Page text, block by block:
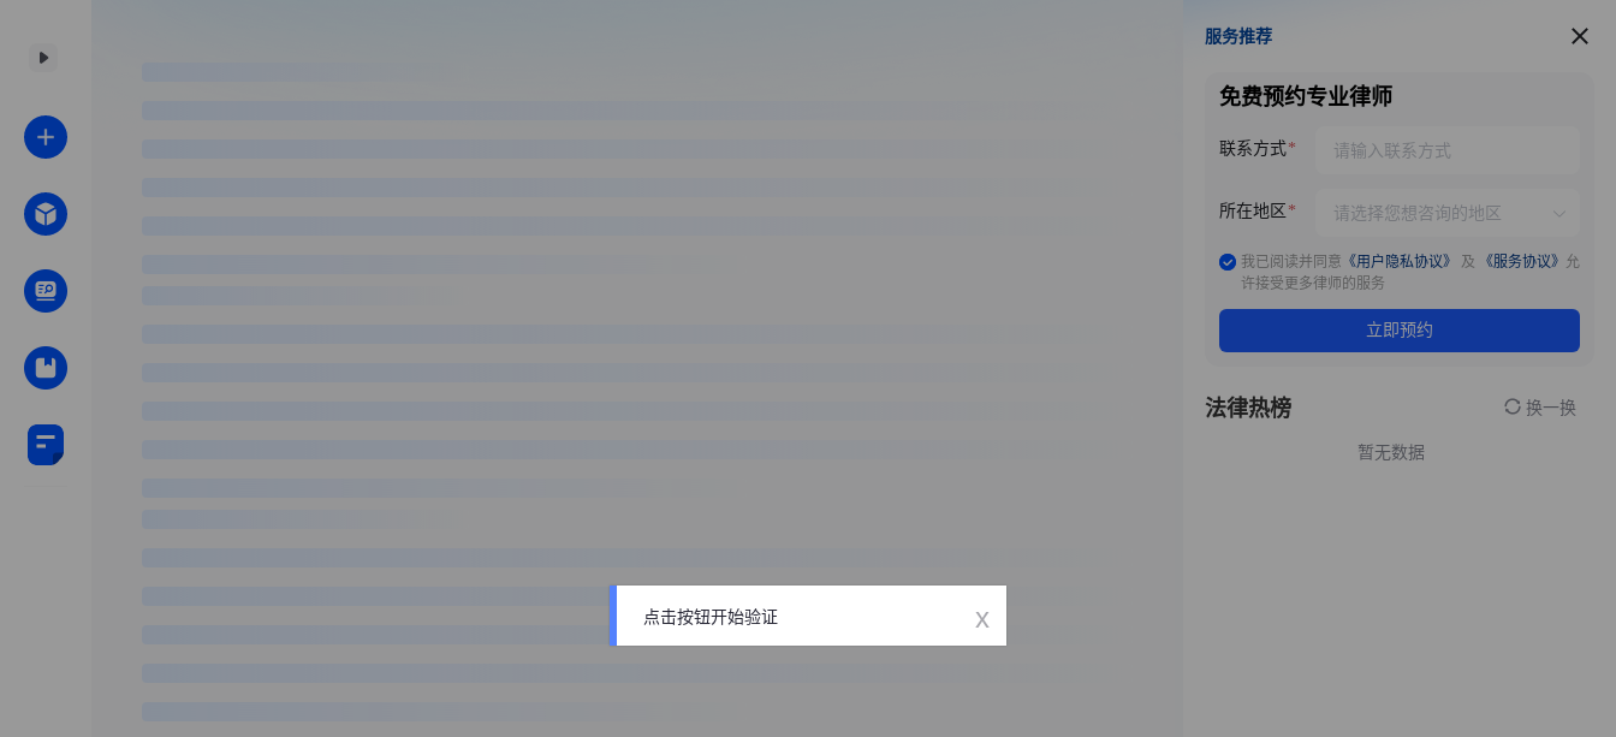
服务推荐
服务推荐
免费预约专业律师
联系方式
所在地区
我已阅读并同意 《用户隐私协议》 及 《服务协议》 允
许接受更多律师的服务
立即预约
法律热榜 换一换
暂无数据
点击按钮开始验证 x